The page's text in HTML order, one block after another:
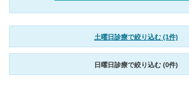
土曜日診療で絞り込む (1件)
日曜日診療で絞り込む (0件)